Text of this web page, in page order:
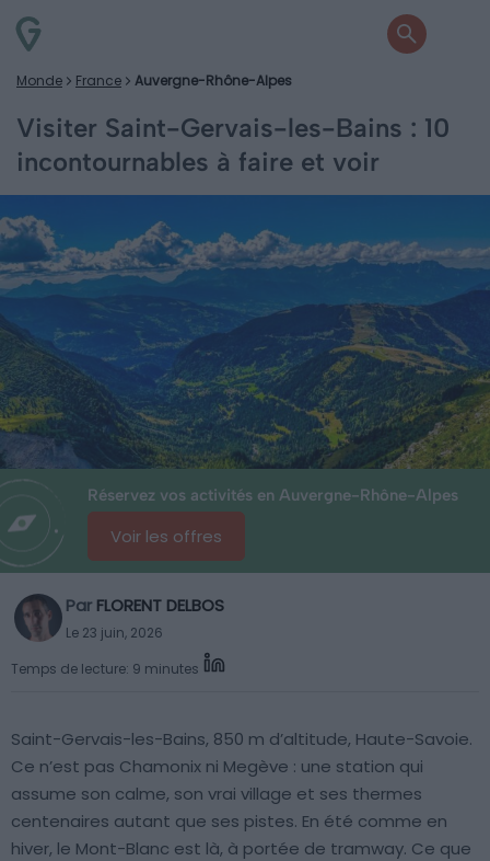
Monde France Auvergne-Rhône-Alpes
Visiter Saint-Gervais-les-Bains : 10
incontournables à faire et voir
Réservez vos activités en Auvergne-Rhône-Alpes
Voir les offres
Par FLORENT DELBOS
Le 23 juin, 2026
Temps de lecture: 9 minutes
Saint-Gervais-les-Bains, 850 m d’altitude, Haute-Savoie.
Ce n’est pas Chamonix ni Megève : une station qui
assume son calme, son vrai village et ses thermes
centenaires autant que ses pistes. En été comme en
hiver, le Mont-Blanc est là, à portée de tramway. Ce que